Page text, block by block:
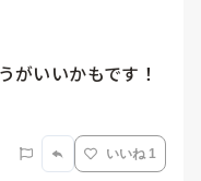
がいいかもです！
いいね 1